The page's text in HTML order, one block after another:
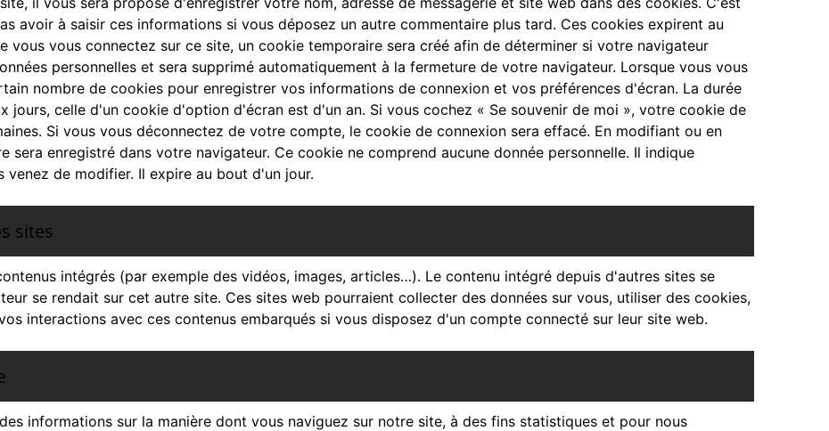
avoir à saisir ces informations si vous déposez un autre commentaire plus tard. Ces cookies expirent au
vous vous connectez sur ce site, un cookie temporaire sera créé afin de déterminer si votre navigateur
personnelles et sera supprimé automatiquement à la fermeture de votre navigateur. Lorsque vous vous
nombre de cookies pour enregistrer vos informations de connexion et vos préférences d'écran. La durée
jours, celle d'un cookie d'option d'écran est d'un an. Si vous cochez « Se souvenir de moi », votre cookie de
Si vous vous déconnectez de votre compte, le cookie de connexion sera effacé. En modifiant ou en
sera enregistré dans votre navigateur. Ce cookie ne comprend aucune donnée personnelle. Il indique
de modifier. Il expire au bout d'un jour.
sites
intégrés (par exemple des vidéos, images, articles…). Le contenu intégré depuis d'autres sites se
se rendait sur cet autre site. Ces sites web pourraient collecter des données sur vous, utiliser des cookies,
interactions avec ces contenus embarqués si vous disposez d'un compte connecté sur leur site web.
informations sur la manière dont vous naviguez sur notre site, à des fins statistiques et pour nous